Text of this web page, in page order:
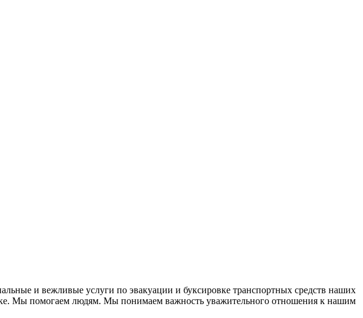
и вежливые услуги по эвакуации и буксировке транспортных средств наших
Мы помогаем людям. Мы понимаем важность уважительного отношения к нашим